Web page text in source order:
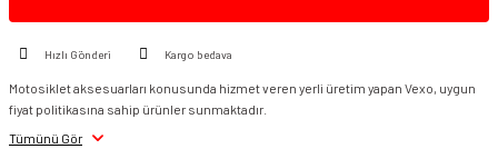
Hızlı Gönderi Kargo bedava
Motosiklet aksesuarları konusunda hizmet veren yerli üretim yapan Vexo, uygun
fiyat politikasına sahip ürünler sunmaktadır.
Tümünü Gör